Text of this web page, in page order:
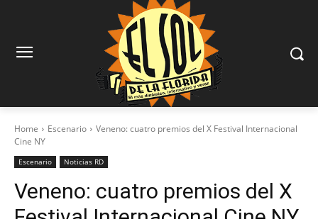
Home Escenario
Veneno: cuatro premios del X Festival Internacional
Cine NY
Escenario Noticias RD
Veneno: cuatro premios del X